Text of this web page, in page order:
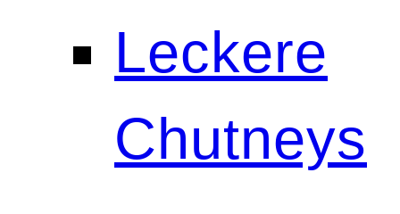
Leckere
Chutneys